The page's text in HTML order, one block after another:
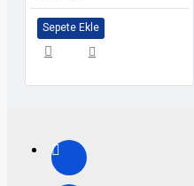
Sepete Ekle